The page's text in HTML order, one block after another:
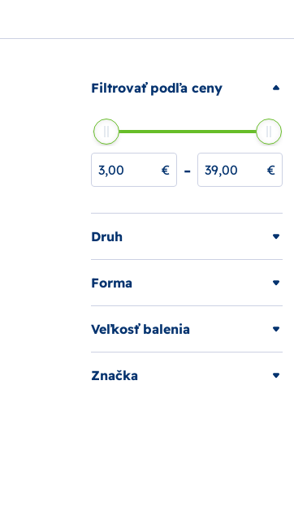
Filtrovať podľa ceny
€ - €
Druh
Forma
Veľkosť balenia
Značka